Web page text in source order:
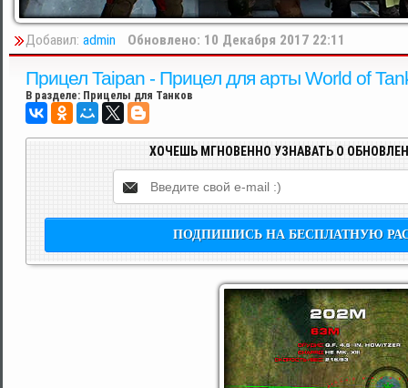
Добавил: admin Обновлено: 10 Декабря 2017 22:11
Прицел Taipan - Прицел для арты World of
В разделе: Прицелы для Танков
ХОЧЕШЬ МГНОВЕННО УЗНАВАТЬ О